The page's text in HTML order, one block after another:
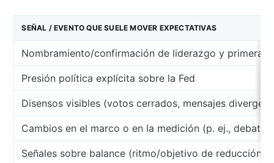
SEÑAL / EVENTO QUE SUELE MOVER EXPECTATIVAS
Nombramiento/confirmación de liderazgo y primeras
Presión política explícita sobre la Fed
Disensos visibles (votos cerrados, mensajes
Cambios en el marco o en la medición (p. ej., debate
Señales sobre balance (ritmo/objetivo de reducción)